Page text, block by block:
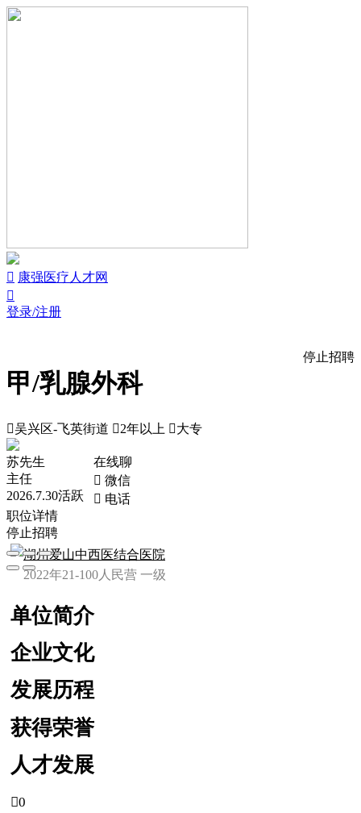
 康强医疗人才网

登录/注册
甲/乳腺外科
停止招聘
吴兴区-飞英街道 2年以上 大专
苏先生
主任
2026.7.30活跃
在线聊
 微信
 电话
职位详情
停止招聘
湖州爱山中西医结合医院
2022年21-100人 民营 一级
单位简介
企业文化
发展历程
获得荣誉
人才发展
0